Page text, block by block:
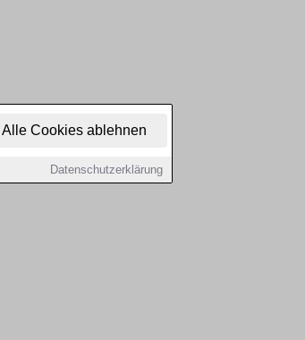
Alle Cookies ablehnen
Datenschutzerklärung